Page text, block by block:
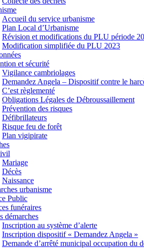
Accueil du service urbanisme
Plan Local d’Urbanisme
Révision et modifications du PLU période
Modification simplifiée du PLU 2023
et sécurité
Vigilance cambriolages
Demandez Angela – Dispositif contre le
C’est règlementé
Obligations Légales de Débroussaillement
Prévention des risques
Défibrillateurs
Risque feu de forêt
Plan vigipirate
Mariage
Décès
Naissance
urbanisme
Public
funéraires
démarches
Inscription au système d’alerte
Inscription dispositif « Demandez Angela »
Demande d’arrêté municipal occupation du